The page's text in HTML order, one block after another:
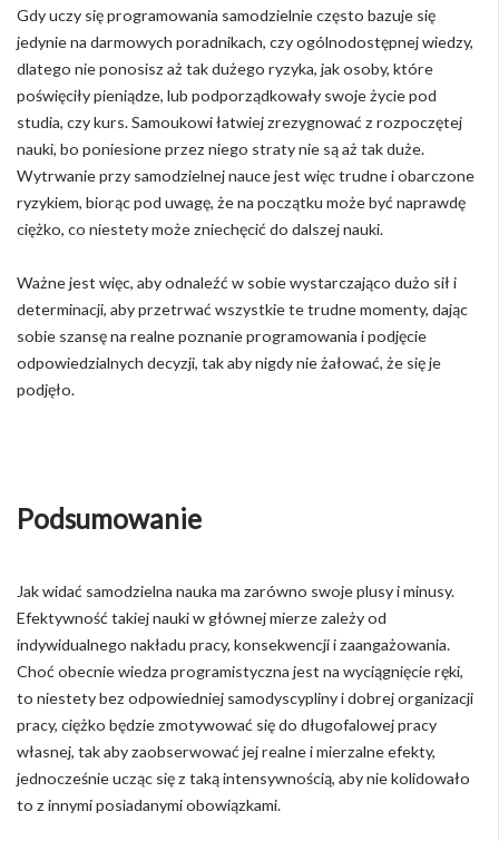
Gdy uczy się programowania samodzielnie często bazuje się
jedynie na darmowych poradnikach, czy ogólnodostępnej wiedzy,
dlatego nie ponosisz aż tak dużego ryzyka, jak osoby, które
poświęciły pieniądze, lub podporządkowały swoje życie pod
studia, czy kurs. Samoukowi łatwiej zrezygnować z rozpoczętej
nauki, bo poniesione przez niego straty nie są aż tak duże.
Wytrwanie przy samodzielnej nauce jest więc trudne i obarczone
ryzykiem, biorąc pod uwagę, że na początku może być naprawdę
ciężko, co niestety może zniechęcić do dalszej nauki.
Ważne jest więc, aby odnaleźć w sobie wystarczająco dużo sił i
determinacji, aby przetrwać wszystkie te trudne momenty, dając
sobie szansę na realne poznanie programowania i podjęcie
odpowiedzialnych decyzji, tak aby nigdy nie żałować, że się je
podjęło.
Podsumowanie
Jak widać samodzielna nauka ma zarówno swoje plusy i minusy.
Efektywność takiej nauki w głównej mierze zależy od
indywidualnego nakładu pracy, konsekwencji i zaangażowania.
Choć obecnie wiedza programistyczna jest na wyciągnięcie ręki,
to niestety bez odpowiedniej samodyscypliny i dobrej organizacji
pracy, ciężko będzie zmotywować się do długofalowej pracy
własnej, tak aby zaobserwować jej realne i mierzalne efekty,
jednocześnie ucząc się z taką intensywnością, aby nie kolidowało
to z innymi posiadanymi obowiązkami.